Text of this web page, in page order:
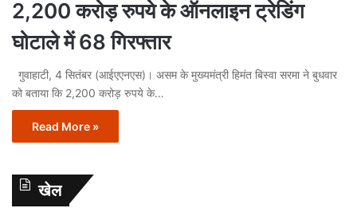
2,200 करोड़ रुपये के ऑनलाइन ट्रेडिंग
घोटाले में 68 गिरफ्तार
गुवाहाटी, 4 सितंबर (आईएएनएस)। असम के मुख्यमंत्री हिमंत बिस्वा सरमा ने बुधवार
को बताया कि 2,200 करोड़ रुपये के…
Read More »
खेल